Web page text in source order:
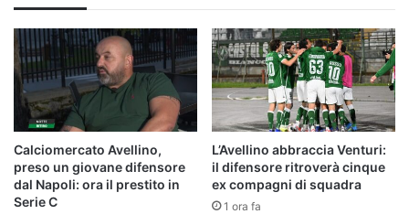
Calciomercato Avellino,
preso un giovane difensore
dal Napoli: ora il prestito in
Serie C
L’Avellino abbraccia Venturi:
il difensore ritroverà cinque
ex compagni di squadra
1 ora fa